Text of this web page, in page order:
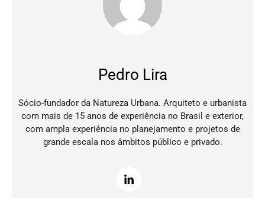
Pedro Lira
Sócio-fundador da Natureza Urbana. Arquiteto e urbanista
com mais de 15 anos de experiência no Brasil e exterior,
com ampla experiência no planejamento e projetos de
grande escala nos âmbitos público e privado.